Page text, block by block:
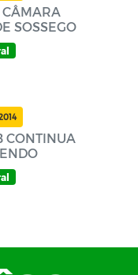
CÂMARA
SOSSEGO
CONTINUA